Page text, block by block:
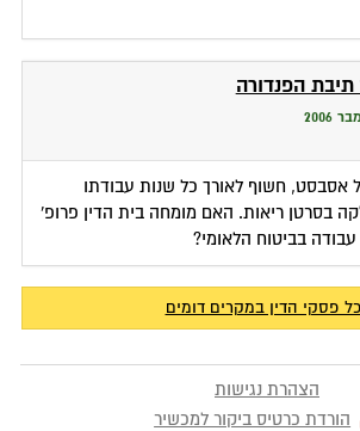
הפנדורה
חשוף לאורך כל שנות עבודתו
בסרטן ריאות. האם מומחה בית הדין פרופ'
בביטוח הלאומי?
פסקי הדין במקרים דומים
הצהרת נגישות
הורדת כרטיס ביקור למכשיר